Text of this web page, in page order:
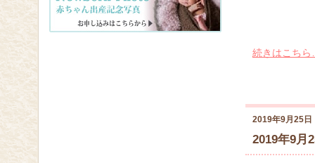
続きはこち
2019年9月25日
2019年9月